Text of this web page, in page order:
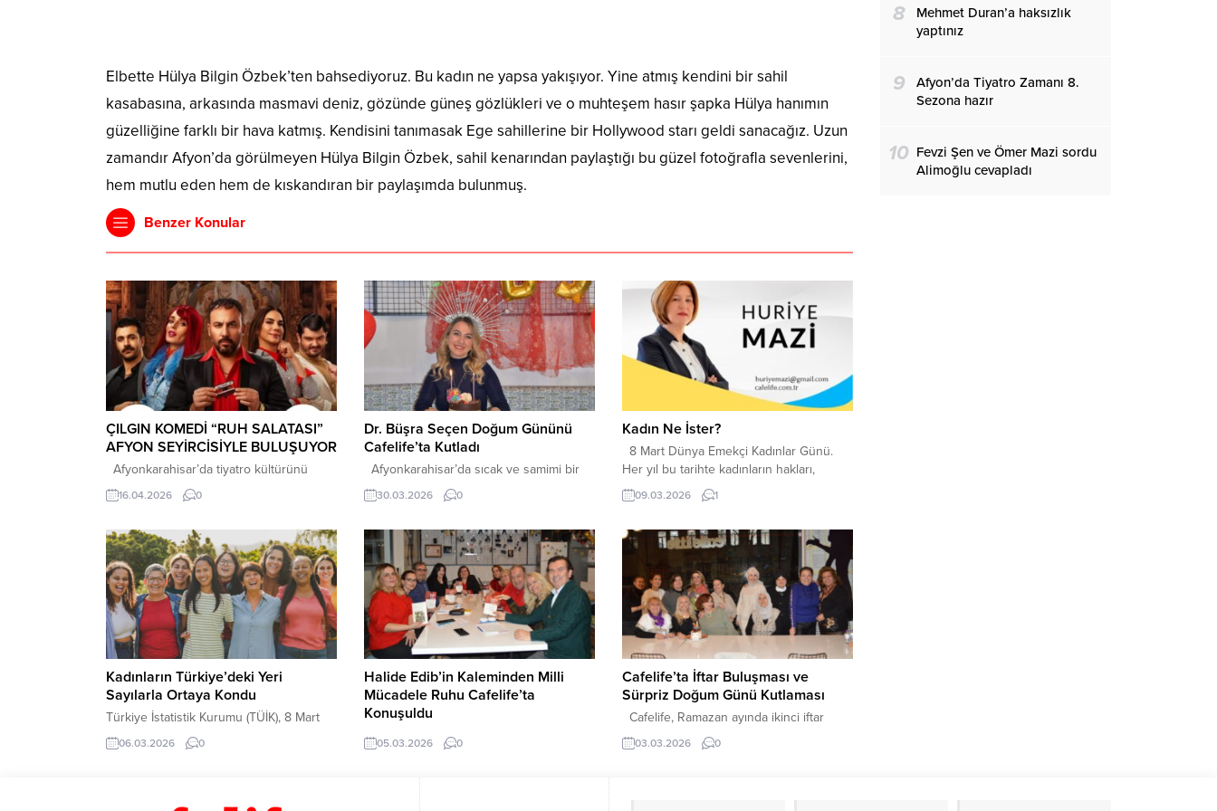
Elbette Hülya Bilgin Özbek’ten bahsediyoruz. Bu kadın ne yapsa yakışıyor. Yine atmış kendini bir sahil
kasabasına, arkasında masmavi deniz, gözünde güneş gözlükleri ve o muhteşem hasır şapka Hülya hanımın
güzelliğine farklı bir hava katmış. Kendisini tanımasak Ege sahillerine bir Hollywood starı geldi sanacağız. Uzun
zamandır Afyon’da görülmeyen Hülya Bilgin Özbek, sahil kenarından paylaştığı bu güzel fotoğrafla sevenlerini,
hem mutlu eden hem de kıskandıran bir paylaşımda bulunmuş.
Benzer Konular
ÇILGIN KOMEDİ “RUH SALATASI”
AFYON SEYİRCİSİYLE BULUŞUYOR
Afyonkarahisar’da tiyatro kültürünü
büyütmek adına önemli organizasyonlara
imza atan Ömer Mazi, 8 sezonda 90
şehri sanatla buluşturmaya devam ediyor.
Bu kapsamda yılın en iddialı komedi
oyunlarından biri olan Ruh Salatası, 16
Mayıs Cumartesi günü TED Afyon
Koleji sahnesinde tiyatroseverlerle
buluşacak. Türk tiyatrosunun sevilen...
16.04.2026 0
Dr. Büşra Seçen Doğum Gününü
Cafelife’ta Kutladı
Afyonkarahisar’da sıcak ve samimi bir
doğum günü kutlaması ,şehrin sevilen
mekânlarından Cafelife’ta yapıldı.
keyifli anlar yaşattı. Silifke Devlet
Hastanesi’nde dahiliye uzmanı olarak
görev yapan Dr. Büşra Seçen, ailesini
ziyaret etmek için geldiği
Afyonkarahisar’da anlamlı bir sürprizle
karşılaştı. Annesi Avukat Nilgün Seçen
tarafından organize edilen doğum...
30.03.2026 0
Kadın Ne İster?
8 Mart Dünya Emekçi Kadınlar Günü.
Her yıl bu tarihte kadınların hakları,
emekleri ve yaşam mücadelesi
konuşuluyor. Peki gerçekten soralım:
büyük, ulaşılmaz şeyler istemiyor. Her
şeyden önce saygı istiyor. Eşinden,
ailesinden, iş yerinden ve içinde yaşadığı
toplumdan saygı görmek istiyor. Kadınlar,
sadece kadın...
09.03.2026 1
Kadınların Türkiye’deki Yeri
Sayılarla Ortaya Kondu
Türkiye İstatistik Kurumu (TÜİK), 8 Mart
Dünya Kadınlar Günü kapsamında
hazırladığı “İstatistiklerle Kadın, 2025”
06.03.2026 0
Halide Edib’in Kaleminden Milli
Mücadele Ruhu Cafelife’ta
Konuşuldu
“Bir Kitap Bir İnsan” etkinliği kapsamında
Halide Edib Adıvar’ın Türk’ün Ateşle
edebiyatseverlerle buluştu. Çarşamba
05.03.2026 0
Cafelife’ta İftar Buluşması ve
Sürpriz Doğum Günü Kutlaması
Cafelife, Ramazan ayında ikinci iftar
programını yoğun katılımla gerçekleşti. İlk
iftar programı Cafelife ekibi ile birlikte
03.03.2026 0
8
Mehmet Duran’a haksızlık
yaptınız
9
Afyon’da Tiyatro Zamanı 8.
Sezona hazır
10 Fevzi Şen ve Ömer Mazi sordu
Alimoğlu cevapladı